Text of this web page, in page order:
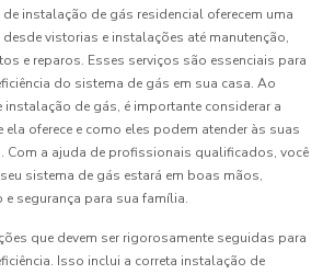
instalação de gás residencial oferecem uma
vistorias e instalações até manutenção,
e reparos. Esses serviços são essenciais para
do sistema de gás em sua casa. Ao
instalação de gás, é importante considerar a
ela oferece e como eles podem atender às suas
Com a ajuda de profissionais qualificados, você
sistema de gás estará em boas mãos,
segurança para sua família.
que devem ser rigorosamente seguidas para
Isso inclui a correta instalação de